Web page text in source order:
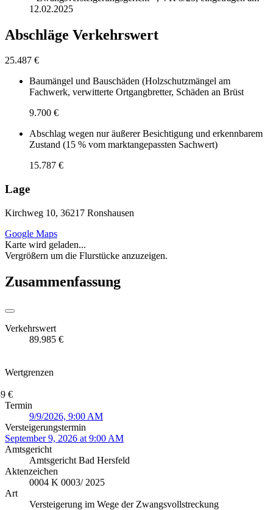
12.02.2025
Abschläge Verkehrswert
25.487 €
Baumängel und Bauschäden (Holzschutzmängel am
Fachwerk, verwitterte Ortgangbretter, Schäden an Brüst
9.700 €
Abschlag wegen nur äußerer Besichtigung und erkennbarem
Zustand (15 % vom marktangepassten Sachwert)
15.787 €
Lage
Kirchweg 10, 36217 Ronshausen
Google Maps
Karte wird geladen...
Vergrößern um die Flurstücke anzuzeigen.
Zusammenfassung
Verkehrswert
89.985 €
Wertgrenzen
€
Termin
9/9/2026, 9:00 AM
Versteigerungstermin
September 9, 2026 at 9:00 AM
Amtsgericht
Amtsgericht Bad Hersfeld
Aktenzeichen
0004 K 0003/ 2025
Art
Versteigerung im Wege der Zwangsvollstreckung